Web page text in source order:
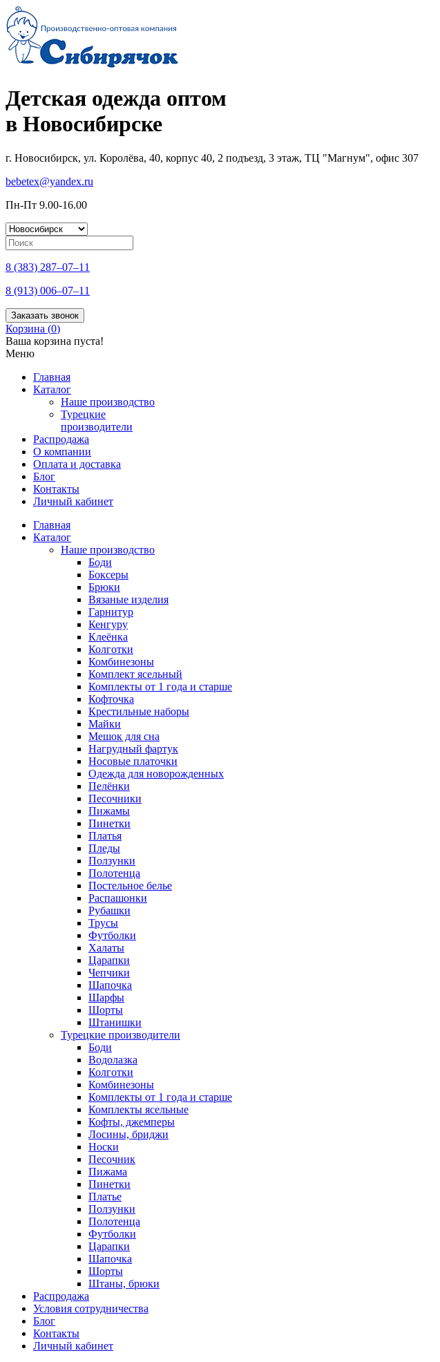
Детская одежда оптом
в Новосибирске
г. Новосибирск, ул. Королёва, 40, корпус 40, 2 подъезд, 3 этаж, ТЦ "Магнум", офис 307
bebetex@yandex.ru
Пн-Пт 9.00-16.00
8 (383) 287–07–11
8 (913) 006–07–11
Заказать звонок
Корзина (0)
Ваша корзина пуста!
Меню
Главная
Каталог
Наше производство
Турецкие
производители
Распродажа
О компании
Оплата и доставка
Блог
Контакты
Личный кабинет
Главная
Каталог
Наше производство
Боди
Боксеры
Брюки
Вязаные изделия
Гарнитур
Кенгуру
Клеёнка
Колготки
Комбинезоны
Комплект ясельный
Комплекты от 1 года и старше
Кофточка
Крестильные наборы
Майки
Мешок для сна
Нагрудный фартук
Носовые платочки
Одежда для новорожденных
Пелёнки
Песочники
Пижамы
Пинетки
Платья
Пледы
Ползунки
Полотенца
Постельное белье
Распашонки
Рубашки
Трусы
Футболки
Халаты
Царапки
Чепчики
Шапочка
Шарфы
Шорты
Штанишки
Турецкие производители
Боди
Водолазка
Колготки
Комбинезоны
Комплекты от 1 года и старше
Комплекты ясельные
Кофты, джемперы
Лосины, бриджи
Носки
Песочник
Пижама
Пинетки
Платье
Ползунки
Полотенца
Футболки
Царапки
Шапочка
Шорты
Штаны, брюки
Распродажа
Условия сотрудничества
Блог
Контакты
Личный кабинет